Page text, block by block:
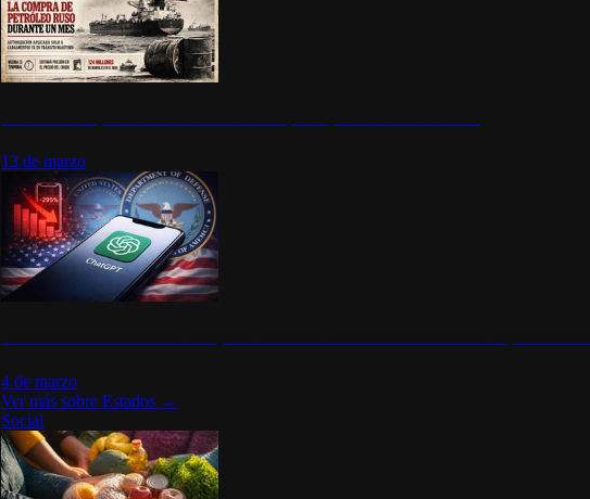
13 de marzo
4 de marzo
Ver más sobreEstados →
Social